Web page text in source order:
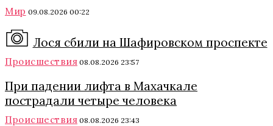
Мир 09.08.2026 00:22
Лося сбили на Шафировском проспекте
Происшествия 08.08.2026 23:57
При падении лифта в Махачкале
пострадали четыре человека
Происшествия 08.08.2026 23:43